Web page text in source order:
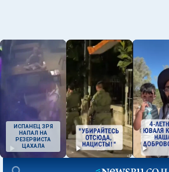
ИСПАНЕЦ ЗРЯ
НАПАЛ НА
РЕЗЕРВИСТА
ЦАХАЛА